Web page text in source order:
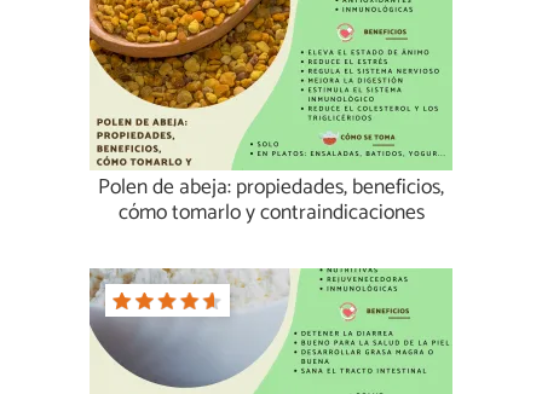
Polen de abeja: propiedades, beneficios,
cómo tomarlo y contraindicaciones